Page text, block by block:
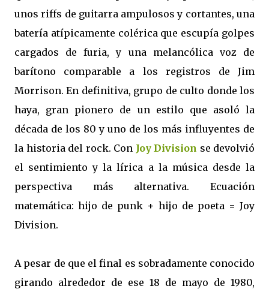
unos riffs de guitarra ampulosos y cortantes, una
batería atípicamente colérica que escupía golpes
cargados de furia, y una melancólica voz de
barítono comparable a los registros de Jim
Morrison. En definitiva, grupo de culto donde los
haya, gran pionero de un estilo que asoló la
década de los 80 y uno de los más influyentes de
la historia del rock. Con Joy Division se devolvió
el sentimiento y la lírica a la música desde la
perspectiva más alternativa. Ecuación
matemática: hijo de punk + hijo de poeta = Joy
Division.
A pesar de que el final es sobradamente conocido
girando alrededor de ese 18 de mayo de 1980,